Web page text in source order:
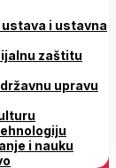
i ustavna
zaštitu
upravu
i nauku